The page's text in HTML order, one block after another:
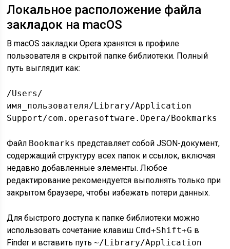
Локальное расположение файла
закладок на macOS
В macOS закладки Opera хранятся в профиле
пользователя в скрытой папке библиотеки. Полный
путь выглядит как:
/Users/
имя_пользователя/Library/Application
Support/com.operasoftware.Opera/Bookmarks
Файл Bookmarks представляет собой JSON-документ,
содержащий структуру всех папок и ссылок, включая
недавно добавленные элементы. Любое
редактирование рекомендуется выполнять только при
закрытом браузере, чтобы избежать потери данных.
Для быстрого доступа к папке библиотеки можно
использовать сочетание клавиш Cmd+Shift+G в
Finder и вставить путь~/Library/Application